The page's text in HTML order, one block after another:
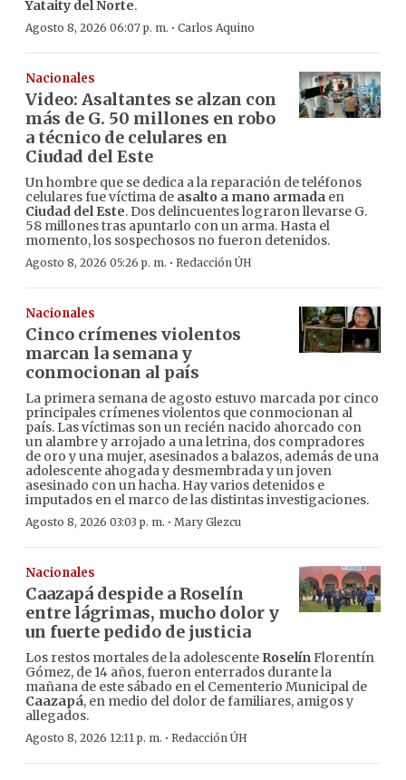
Yataity del Norte.
Agosto 8, 2026 06:07 p. m. · Carlos Aquino
Nacionales
Video: Asaltantes se alzan con
más de G. 50 millones en robo
a técnico de celulares en
Ciudad del Este
Un hombre que se dedica a la reparación de teléfonos
celulares fue víctima de asalto a mano armada en
Ciudad del Este. Dos delincuentes lograron llevarse G.
58 millones tras apuntarlo con un arma. Hasta el
momento, los sospechosos no fueron detenidos.
Agosto 8, 2026 05:26 p. m. · Redacción ÚH
Nacionales
Cinco crímenes violentos
marcan la semana y
conmocionan al país
La primera semana de agosto estuvo marcada por cinco
principales crímenes violentos que conmocionan al
país. Las víctimas son un recién nacido ahorcado con
un alambre y arrojado a una letrina, dos compradores
de oro y una mujer, asesinados a balazos, además de una
adolescente ahogada y desmembrada y un joven
asesinado con un hacha. Hay varios detenidos e
imputados en el marco de las distintas investigaciones.
Agosto 8, 2026 03:03 p. m. · Mary Glezcu
Nacionales
Caazapá despide a Roselín
entre lágrimas, mucho dolor y
un fuerte pedido de justicia
Los restos mortales de la adolescente RoselínFlorentín
Gómez, de 14 años, fueron enterrados durante la
mañana de este sábado en el Cementerio Municipal de
Caazapá, en medio del dolor de familiares, amigos y
allegados.
Agosto 8, 2026 12:11 p. m. · Redacción ÚH